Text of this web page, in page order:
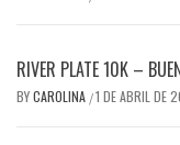
RIVER PLATE 10K –
BYCAROLINA /1 DE ABRIL DE